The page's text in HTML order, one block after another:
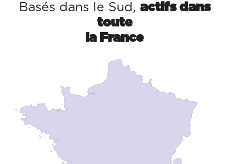
Basés dans le Sud, actifs dans
toute
la France